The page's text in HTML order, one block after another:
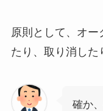
原則として、オー
たり、取り消した
確か